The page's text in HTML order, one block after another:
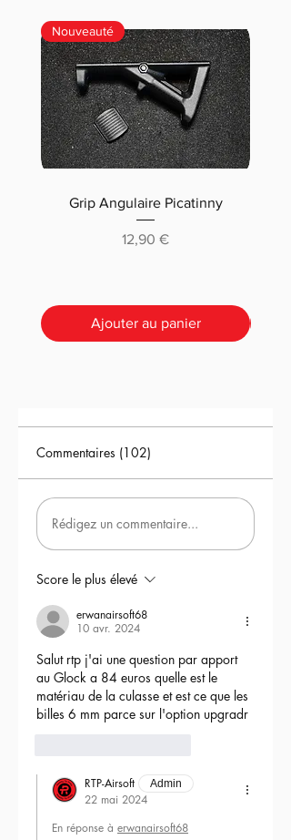
Nouveauté
Grip Angulaire Picatinny
Prix
12,90 €
Ajouter au panier
Commentaires (102)
Rédigez un commentaire...
Score le plus élevé
erwanairsoft68
10 avr. 2024
Salut rtp j'ai une question par apport
au Glock a 84 euros quelle est le
matériau de la culasse et est ce que les
billes 6 mm parce sur l'option upgradr
RTP-Airsoft Admin
22 mai 2024
En réponse à erwanairsoft68